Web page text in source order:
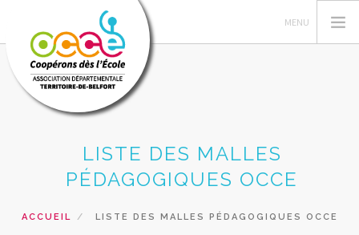
RESSOURCES PEDAGOGIQUES
LISTE DES MALLES
PÉDAGOGIQUES OCCE
ACCUEIL LISTE DES MALLES PÉDAGOGIQUES OCCE